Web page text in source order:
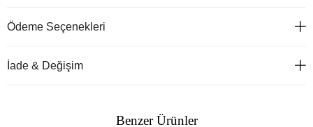
Ödeme Seçenekleri
İade & Değişim
Benzer Ürünler